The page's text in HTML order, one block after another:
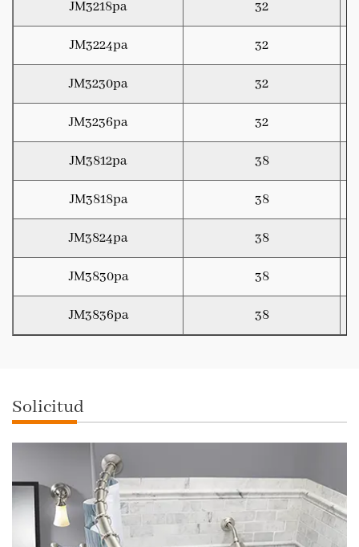
JM3218pa 32
JM3224pa 32
JM3230pa 32
JM3236pa 32
JM3812pa 38
JM3818pa 38
JM3824pa 38
JM3830pa 38
JM3836pa 38
Solicitud